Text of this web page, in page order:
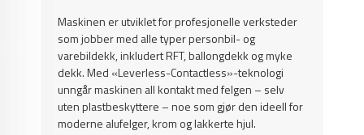
Maskinen er utviklet for profesjonelle verksteder
som jobber med alle typer personbil- og
varebildekk, inkludert RFT, ballongdekk og myke
dekk. Med «Leverless-Contactless»-teknologi
unngår maskinen all kontakt med felgen – selv
uten plastbeskyttere – noe som gjør den ideell for
moderne alufelger, krom og lakkerte hjul.